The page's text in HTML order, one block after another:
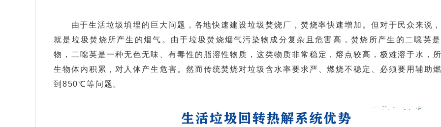
由于生活垃圾填埋的巨大问题，各地快速建设垃圾焚烧厂，焚烧率快速增加。但对于民众来说
就是垃圾焚烧所产生的烟气。 由于垃圾焚烧烟气污染物成分复杂且危害高，焚烧所产生的二噁英
物，二噁英是一种无色无味、有毒性的脂溶性物质，这类物质非常稳定，熔点较高，极难溶于水，
生物体内积累，对人体产生危害。 然而传统焚烧对垃圾含水率要求严、燃烧不稳定、必须要用辅助
到850℃等问题。